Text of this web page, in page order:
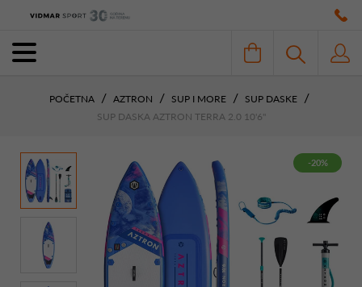
POČETNA AZTRON SUP I MORE
SUP DASKE
SUP DASKA AZTRON TERRA 2.0 10'6"
-20%